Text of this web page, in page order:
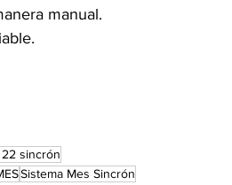
manual.
sincrón
Sistema Mes Sincrón